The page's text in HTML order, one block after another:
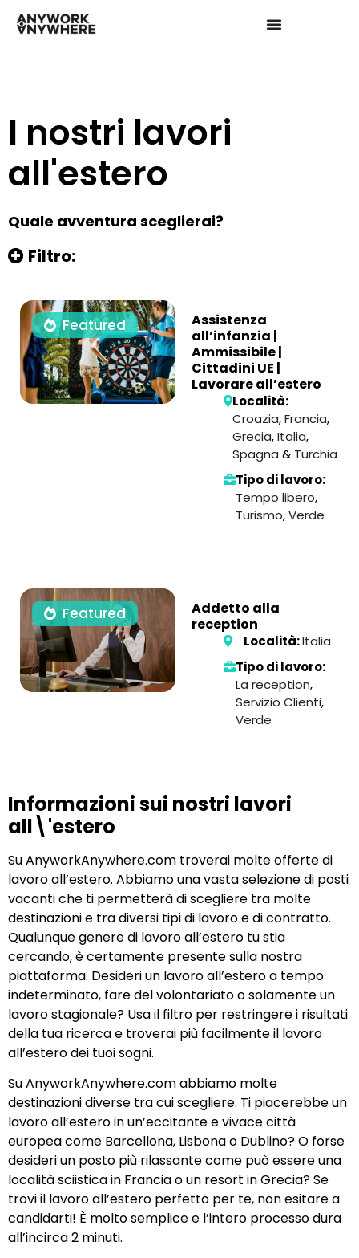
I nostri lavori
all'estero
Quale avventura sceglierai?
Filtro:
Featured
Assistenza
all’infanzia |
Ammissibile |
Cittadini UE |
Lavorare all’estero
Località:
Croazia,Francia,
Grecia,Italia,
Spagna & Turchia
Tipo di lavoro:
Tempo libero,
Turismo,Verde
Featured
Addetto alla
reception
Località:Italia
Tipo di lavoro:
La reception,
Servizio Clienti,
Verde
Informazioni sui nostri lavori
all\'estero
Su AnyworkAnywhere.com troverai molte offerte di
lavoro all’estero. Abbiamo una vasta selezione di posti
vacanti che ti permetterà di scegliere tra molte
destinazioni e tra diversi tipi di lavoro e di contratto.
Qualunque genere di lavoro all’estero tu stia
cercando, è certamente presente sulla nostra
piattaforma. Desideri un lavoro all’estero a tempo
indeterminato, fare del volontariato o solamente un
lavoro stagionale? Usa il filtro per restringere i risultati
della tua ricerca e troverai più facilmente il lavoro
all’estero dei tuoi sogni.
Su AnyworkAnywhere.com abbiamo molte
destinazioni diverse tra cui scegliere. Ti piacerebbe un
lavoro all’estero in un’eccitante e vivace città
europea come Barcellona, Lisbona o Dublino? O forse
desideri un posto più rilassante come può essere una
località sciistica in Francia o un resort in Grecia? Se
trovi il lavoro all’estero perfetto per te, non esitare a
candidarti! È molto semplice e l’intero processo dura
all’incirca 2 minuti.